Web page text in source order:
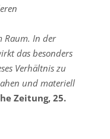
Raum. In der
das besonders
Verhältnis zu
und materiell
Zeitung, 25.